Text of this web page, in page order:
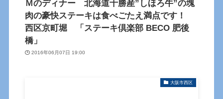
Ｍのディナー 北海道十勝産”しほろ牛”の塊
肉の豪快ステーキは食べごたえ満点です！
西区京町堀 「ステーキ倶楽部 BECO 肥後
橋」
2016年06月07日 19:00
大阪市西区